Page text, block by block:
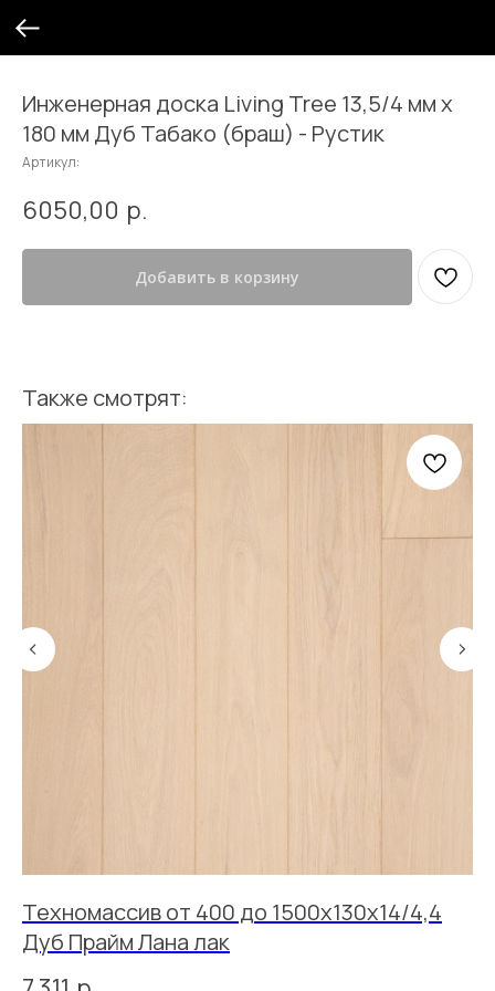
Инженерная доска Living Tree 13,5/4 мм х
180 мм Дуб Табако (браш) - Рустик
Артикул:
6050,00 р.
Добавить в корзину
Также смотрят:
Техномассив от 400 до 1500х130х14/4,4
Дуб Прайм Лана лак